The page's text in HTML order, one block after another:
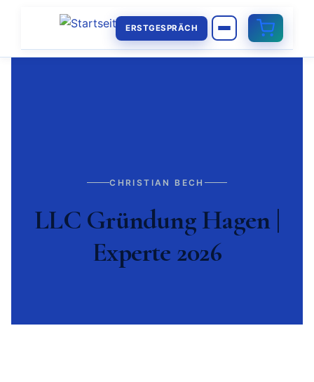
ERSTGESPRÄCH
CHRISTIAN BECH
LLC Gründung Hagen |
Experte 2026